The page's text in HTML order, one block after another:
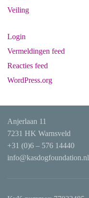
Veiling
Login
Vermeldingen feed
Reacties feed
WordPress.org
Anjerlaan 11
7231 HK Warnsveld
+31 (0)6 – 576 14440
info@kasdogfoundation.nl